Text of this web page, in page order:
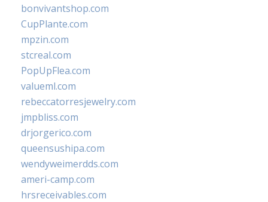
bonvivantshop.com
CupPlante.com
mpzin.com
stcreal.com
PopUpFlea.com
valueml.com
rebeccatorresjewelry.com
jmpbliss.com
drjorgerico.com
queensushipa.com
wendyweimerdds.com
ameri-camp.com
hrsreceivables.com